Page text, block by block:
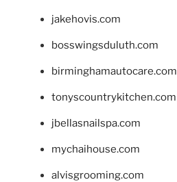
jakehovis.com
bosswingsduluth.com
birminghamautocare.com
tonyscountrykitchen.com
jbellasnailspa.com
mychaihouse.com
alvisgrooming.com